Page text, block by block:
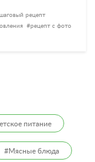
рецепт
рецепт с фото
питание
#Мясные блюда